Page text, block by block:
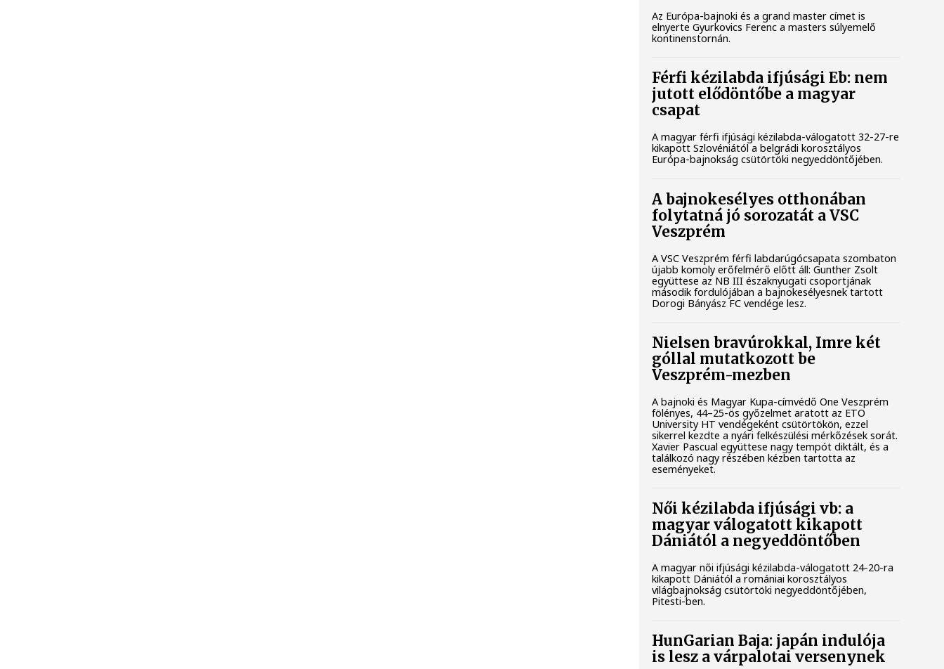
Az Európa-bajnoki és a grand master címet is
elnyerte Gyurkovics Ferenc a masters súlyemelő
kontinenstornán.
Férfi kézilabda ifjúsági Eb: nem
jutott elődöntőbe a magyar
csapat
A magyar férfi ifjúsági kézilabda-válogatott 32-27-re
kikapott Szlovéniától a belgrádi korosztályos
Európa-bajnokság csütörtöki negyeddöntőjében.
A bajnokesélyes otthonában
folytatná jó sorozatát a VSC
Veszprém
A VSC Veszprém férfi labdarúgócsapata szombaton
újabb komoly erőfelmérő előtt áll: Gunther Zsolt
együttese az NB III északnyugati csoportjának
második fordulójában a bajnokesélyesnek tartott
Dorogi Bányász FC vendége lesz.
Nielsen bravúrokkal, Imre két
góllal mutatkozott be
Veszprém-mezben
A bajnoki és Magyar Kupa-címvédő One Veszprém
fölényes, 44–25-ös győzelmet aratott az ETO
University HT vendégeként csütörtökön, ezzel
sikerrel kezdte a nyári felkészülési mérkőzések sorát.
Xavier Pascual együttese nagy tempót diktált, és a
találkozó nagy részében kézben tartotta az
eseményeket.
Női kézilabda ifjúsági vb: a
magyar válogatott kikapott
Dániától a negyeddöntőben
A magyar női ifjúsági kézilabda-válogatott 24-20-ra
kikapott Dániától a romániai korosztályos
világbajnokság csütörtöki negyeddöntőjében,
Pitesti-ben.
HunGarian Baja: japán indulója
is lesz a várpalotai versenynek